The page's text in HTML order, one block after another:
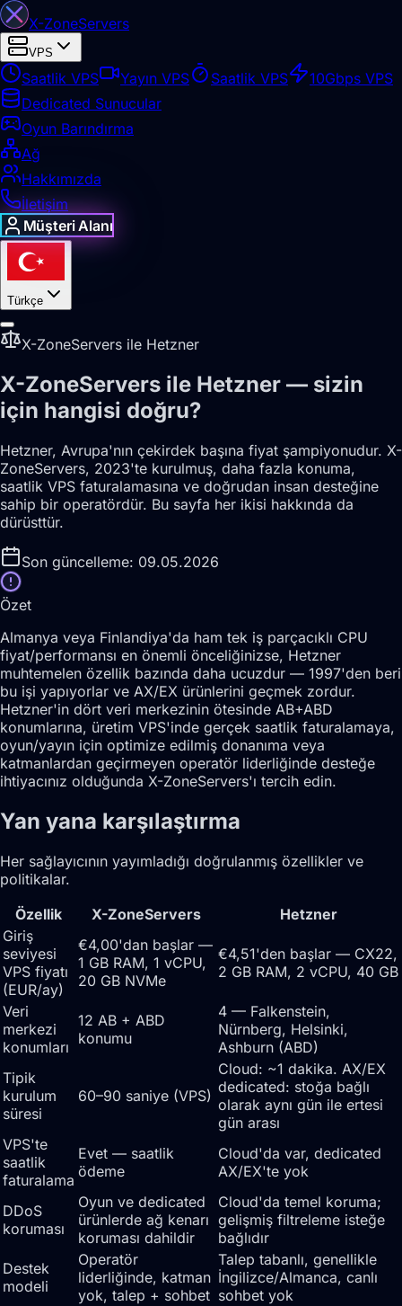
X-ZoneServers
VPS
Saatlik VPS Yayın VPS Saatlik VPS
10Gbps VPS
Dedicated Sunucular
Oyun Barındırma
Ağ
Hakkımızda
İletişim
Müşteri Alanı
Türkçe
X-ZoneServers ile Hetzner
X-ZoneServers ile Hetzner — sizin
için hangisi doğru?
Hetzner, Avrupa'nın çekirdek başına fiyat şampiyonudur. X-
ZoneServers, 2023'te kurulmuş, daha fazla konuma,
saatlik VPS faturalamasına ve doğrudan insan desteğine
sahip bir operatördür. Bu sayfa her ikisi hakkında da
dürüsttür.
Son güncelleme: 09.05.2026
Özet
Almanya veya Finlandiya'da ham tek iş parçacıklı CPU
fiyat/performansı en önemli önceliğinizse, Hetzner
muhtemelen özellik bazında daha ucuzdur — 1997'den beri
bu işi yapıyorlar ve AX/EX ürünlerini geçmek zordur.
Hetzner'in dört veri merkezinin ötesinde AB+ABD
konumlarına, üretim VPS'inde gerçek saatlik faturalamaya,
oyun/yayın için optimize edilmiş donanıma veya
katmanlardan geçirmeyen operatör liderliğinde desteğe
ihtiyacınız olduğunda X-ZoneServers'ı tercih edin.
Yan yana karşılaştırma
Her sağlayıcının yayımladığı doğrulanmış özellikler ve
politikalar.
Özellik
X-ZoneServers
Hetzner
Giriş
seviyesi
VPS fiyatı
(EUR/ay)
€4,00'dan başlar —
1 GB RAM, 1 vCPU,
20 GB NVMe
€4,51'den başlar — CX22,
2 GB RAM, 2 vCPU, 40 GB
Veri
merkezi
konumları
12 AB + ABD
konumu
4 — Falkenstein,
Nürnberg, Helsinki,
Ashburn (ABD)
Tipik
kurulum
süresi
60–90 saniye (VPS)
Cloud: ~1 dakika. AX/EX
dedicated: stoğa bağlı
olarak aynı gün ile ertesi
gün arası
VPS'te
saatlik
faturalama
Evet — saatlik
ödeme
Cloud'da var, dedicated
AX/EX'te yok
DDoS
koruması
Oyun ve dedicated
ürünlerde ağ kenarı
koruması dahildir
Cloud'da temel koruma;
gelişmiş filtreleme isteğe
bağlıdır
Destek
modeli
Operatör
liderliğinde, katman
yok, talep + sohbet
Talep tabanlı, genellikle
İngilizce/Almanca, canlı
sohbet yok